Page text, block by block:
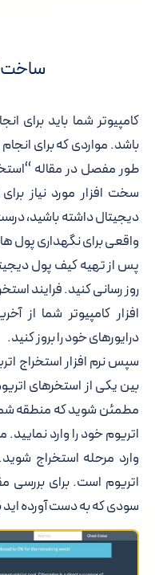
ساخت
کامپیوتر شما باید برای
باشد. مواردی که برای انجام
طور مفصل در مقاله
سخت افزار مورد نیاز
دیجیتال داشته باشید،
واقعی برای نگهداری پول
پس از تهیه کیف پول
روز رسانی کنید. فرایند
افزار کامپیوتر شما از
درایورهای خود را بروز کنید.
سپس نرم افزار استخراج
بین یکی از استخرهای
مطمئن شوید که منطقه
اتریوم خود را وارد نمایید.
وارد مرحله استخراج
اتریوم است. برای بررسی
سودی که به دست آورده